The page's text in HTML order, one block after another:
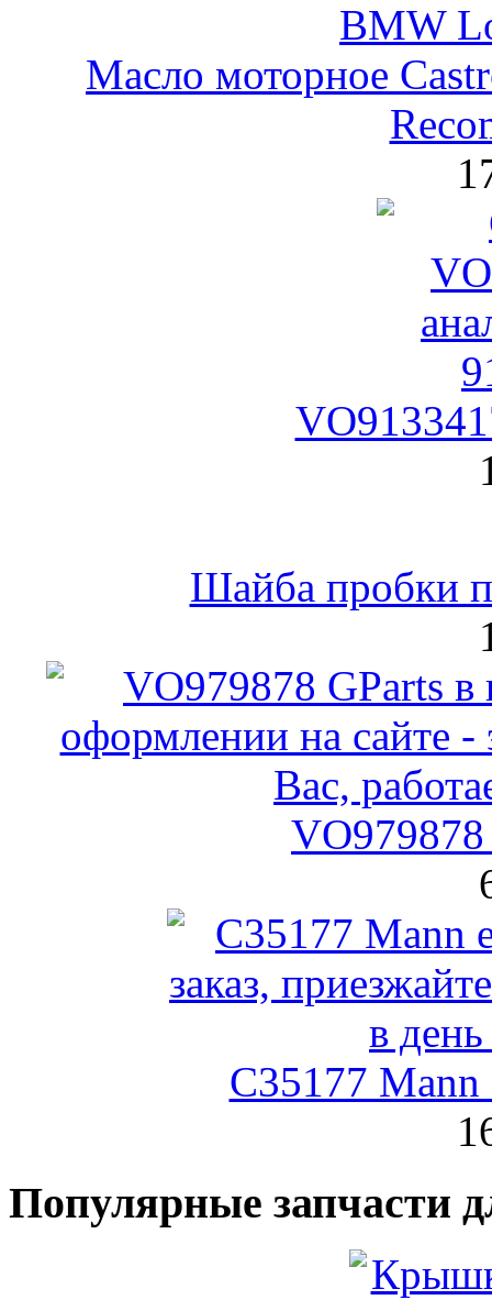
Масло моторное
Шайба пробки
VO979878
C35177
Популярные запчасти